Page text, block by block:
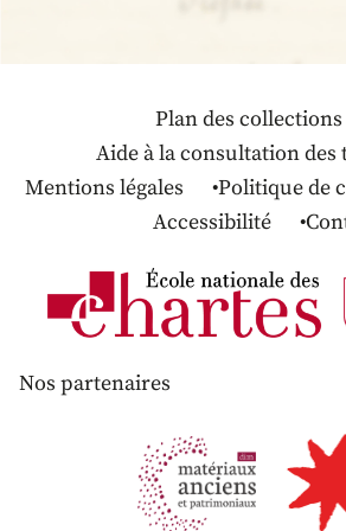
Plan des collections
Aide à la consultation des
Mentions légales
Politique de
Accessibilité
Nos partenaires